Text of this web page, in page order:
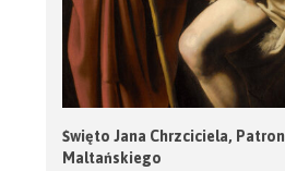
Święto Jana Chrzciciela,
Maltańskiego